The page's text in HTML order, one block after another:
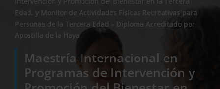
Edad, y Monitor de Actividades Físicas Recreativas para
Personas de la Tercera Edad – Diploma Acreditado por
Apostilla de la Haya
Maestría Internacional en
Programas de Intervención y